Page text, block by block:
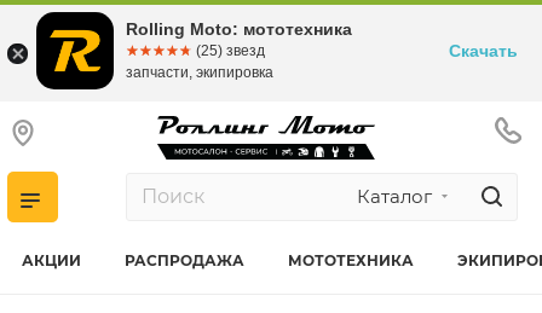
Каталог
АКЦИИ РАСПРОДАЖА МОТОТЕХНИКА
Rolling Moto: мототехника
☆☆☆☆☆
★★★★★ (25) звезд
запчасти, экипировка
Скачать